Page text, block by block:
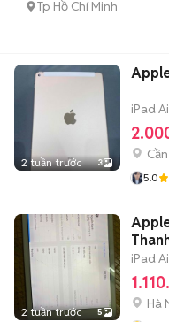
Tp Hồ Chí Minh
2 tuần trước 3
iPad
5.0
2 tuần trước 5
iPad
Hà